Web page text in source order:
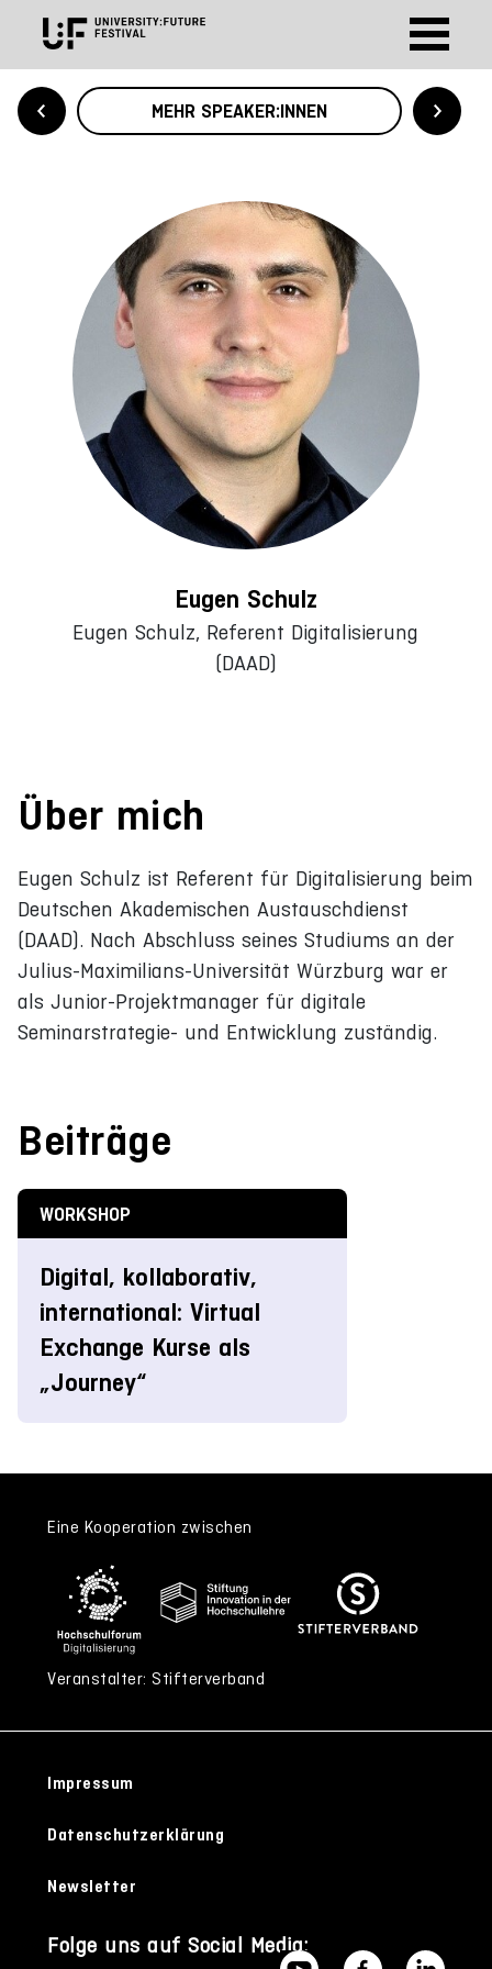
MEHR SPEAKER:INNEN
Eugen Schulz
Eugen Schulz, Referent Digitalisierung
(DAAD)
Über mich
Eugen Schulz ist Referent für Digitalisierung beim
Deutschen Akademischen Austauschdienst
(DAAD). Nach Abschluss seines Studiums an der
Julius-Maximilians-Universität Würzburg war er
als Junior-Projektmanager für digitale
Seminarstrategie- und Entwicklung zuständig.
Beiträge
WORKSHOP
Digital, kollaborativ,
international: Virtual
Exchange Kurse als
„Journey“
Eine Kooperation zwischen
Veranstalter: Stifterverband
Impressum
Datenschutzerklärung
Newsletter
Folge uns auf Social Media: